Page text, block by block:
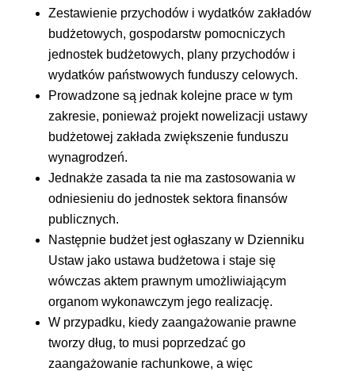
Zestawienie przychodów i wydatków zakładów
budżetowych, gospodarstw pomocniczych
jednostek budżetowych, plany przychodów i
wydatków państwowych funduszy celowych.
Prowadzone są jednak kolejne prace w tym
zakresie, ponieważ projekt nowelizacji ustawy
budżetowej zakłada zwiększenie funduszu
wynagrodzeń.
Jednakże zasada ta nie ma zastosowania w
odniesieniu do jednostek sektora finansów
publicznych.
Następnie budżet jest ogłaszany w Dzienniku
Ustaw jako ustawa budżetowa i staje się
wówczas aktem prawnym umożliwiającym
organom wykonawczym jego realizację.
W przypadku, kiedy zaangażowanie prawne
tworzy dług, to musi poprzedzać go
zaangażowanie rachunkowe, a więc